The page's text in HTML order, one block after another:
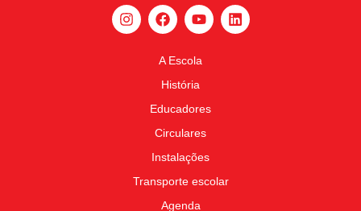
A Escola
História
Educadores
Circulares
Instalações
Transporte escolar
Agenda